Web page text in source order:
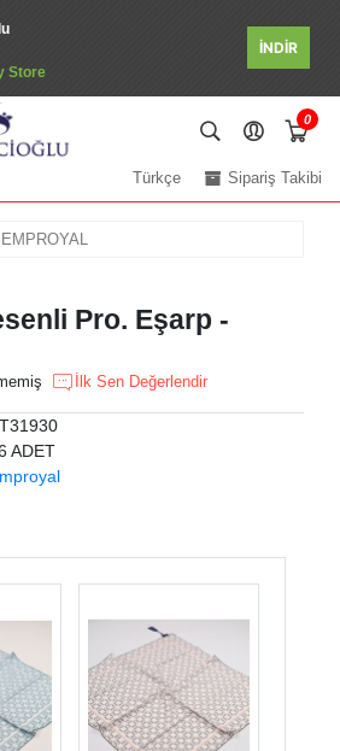
Store
İNDİR
0
Sipariş Takibi
Türkçe
EMPROYAL
Pro. Eşarp -
İlk Sen Değerlendir
ADET